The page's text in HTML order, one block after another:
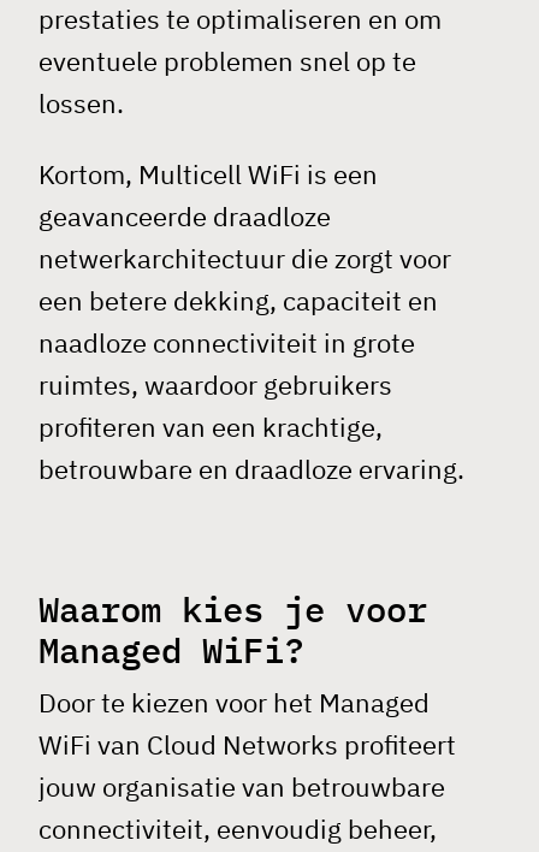
prestaties te optimaliseren en om
eventuele problemen snel op te
lossen.
Kortom, Multicell WiFi is een
geavanceerde draadloze
netwerkarchitectuur die zorgt voor
een betere dekking, capaciteit en
naadloze connectiviteit in grote
ruimtes, waardoor gebruikers
profiteren van een krachtige,
betrouwbare en draadloze ervaring.
Waarom kies je voor
Managed WiFi?
Door te kiezen voor het Managed
WiFi van Cloud Networks profiteert
jouw organisatie van betrouwbare
connectiviteit, eenvoudig beheer,